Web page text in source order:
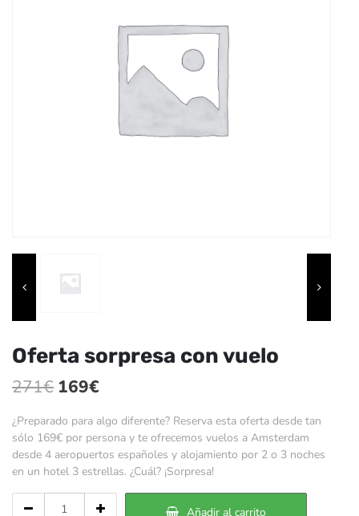
Oferta sorpresa con vuelo
271€ El
precio
original
era:
169€
precio
actual
es:
¿Preparado para algo diferente? Reserva esta oferta desde tan
sólo 169€ por persona y te ofrecemos vuelos a Amsterdam
desde 4 aeropuertos españoles y alojamiento por 2 o 3 noches
en un hotel 3 estrellas. ¿Cuál? ¡Sorpresa!
Añadir al carrito